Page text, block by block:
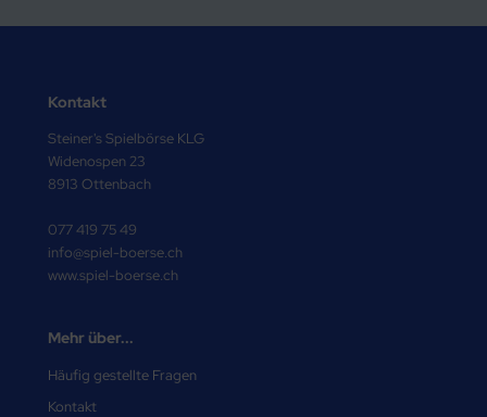
Kontakt
Steiner's Spielbörse KLG
Widenospen 23
8913 Ottenbach
077 419 75 49
info@spiel-boerse.ch
www.spiel-boerse.ch
Mehr über...
Häufig gestellte Fragen
Kontakt